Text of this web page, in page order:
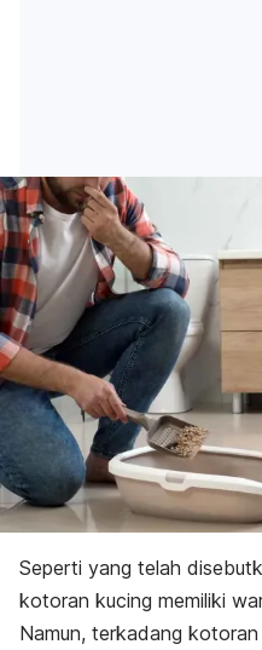
Seperti yang telah
kotoran kucing memiliki
Namun, terkadang